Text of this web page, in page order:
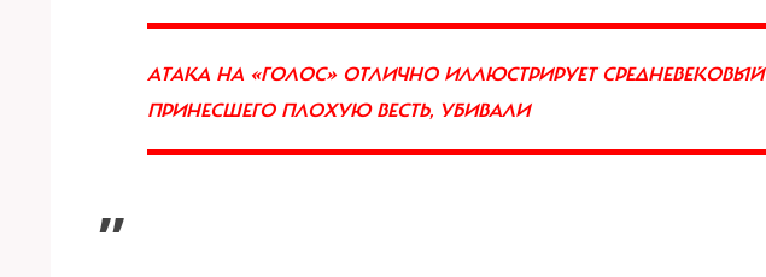
АТАКА НА «ГОЛОС» ОТЛИЧНО ИЛЛЮСТРИРУЕТ
ПРИНЕСШЕГО ПЛОХУЮ ВЕСТЬ, УБИВАЛИ
”